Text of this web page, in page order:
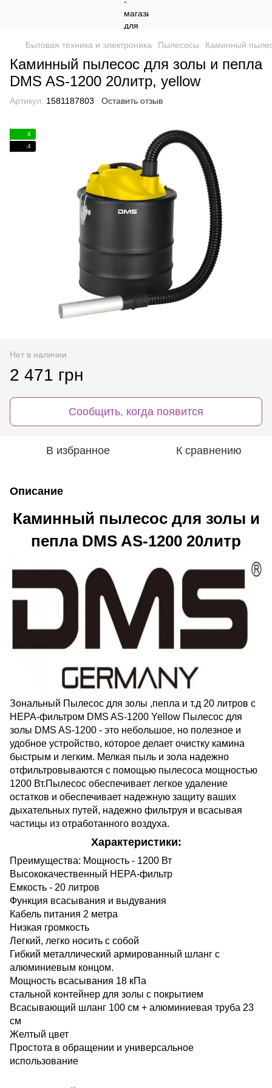
Бытовая техника и электроника Пылесосы Каминный
Каминный пылесос для золы и пепла
DMS AS-1200 20литр, yellow
Артикул: 1581187803 Оставить отзыв
4
4
Нет в наличии
2 471 грн
Сообщить, когда появится
В избранное К сравнению
Описание
Каминный пылесос для золы и
пепла DMS AS-1200 20литр
Зональный Пылесос для золы ,пепла и т.д 20 литров с
НЕРА-фильтром DMS AS-1200 Yellow Пылесос для
золы DMS AS-1200 - это небольшое, но полезное и
удобное устройство, которое делает очистку камина
быстрым и легким. Мелкая пыль и зола надежно
отфильтровываются с помощью пылесоса мощностью
1200 Вт.Пылесос обеспечивает легкое удаление
остатков и обеспечивает надежную защиту ваших
дыхательных путей, надежно фильтруя и всасывая
частицы из отработанного воздуха.
Характеристики:
Преимущества: Мощность - 1200 Вт
Высококачественный НЕРА-фильтр
Емкость - 20 литров
Функция всасывания и выдувания
Кабель питания 2 метра
Низкая громкость
Легкий, легко носить с собой
Гибкий металлический армированный шланг с
алюминиевым концом.
Мощность всасывания 18 кПа
стальной контейнер для золы с покрытием
Всасывающий шланг 100 см + алюминиевая труба 23
см
Желтый цвет
Простота в обращении и универсальное
использование